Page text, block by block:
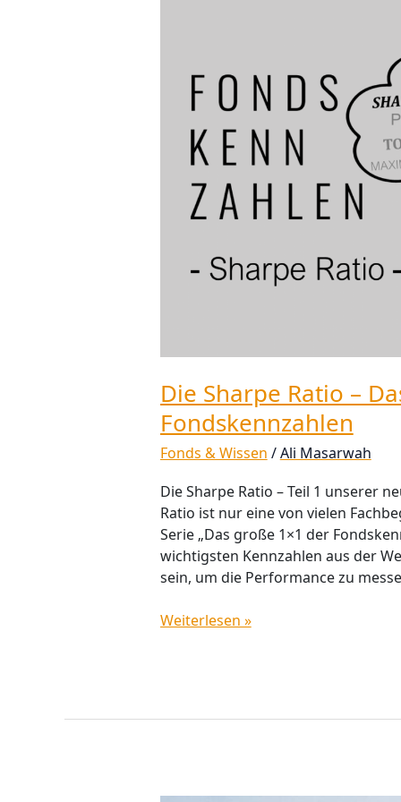
Die Sharpe Ratio –
Fondskennzahlen
Fonds & Wissen /Ali Masarwah
Die Sharpe Ratio – Teil 1 unserer
Ratio ist nur eine von vielen
Serie „Das große 1×1 der
wichtigsten Kennzahlen aus der
sein, um die Performance zu
große
Fondskennzahlen
Weiterlesen »